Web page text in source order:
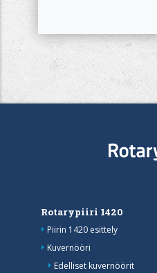
Rotarypiiri 1420
Piirin 1420 esittely
Kuvernööri
Edelliset kuvernöörit